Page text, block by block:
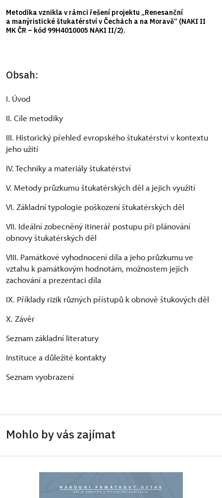
Metodika vznikla v rámci řešení projektu „Renesanční
a manýristické štukatérství v Čechách a na Moravě“ (NAKI II
MK ČR – kód 99H4010005 NAKI II/2).
Obsah:
I. Úvod
II. Cíle metodiky
III. Historický přehled evropského štukatérství v kontextu
jeho užití
IV. Techniky a materiály štukatérství
V. Metody průzkumu štukatérských děl a jejich využití
VI. Základní typologie poškození štukatérských děl
VII. Ideální zobecněný itinerář postupu při plánování
obnovy štukatérských děl
VIII. Památkové vyhodnocení díla a jeho průzkumu ve
vztahu k památkovým hodnotám, možnostem jejich
zachování a prezentaci díla
IX. Příklady rizik různých přístupů k obnově štukových děl
X. Závěr
Seznam základní literatury
Instituce a důležité kontakty
Seznam vyobrazení
Mohlo by vás zajímat